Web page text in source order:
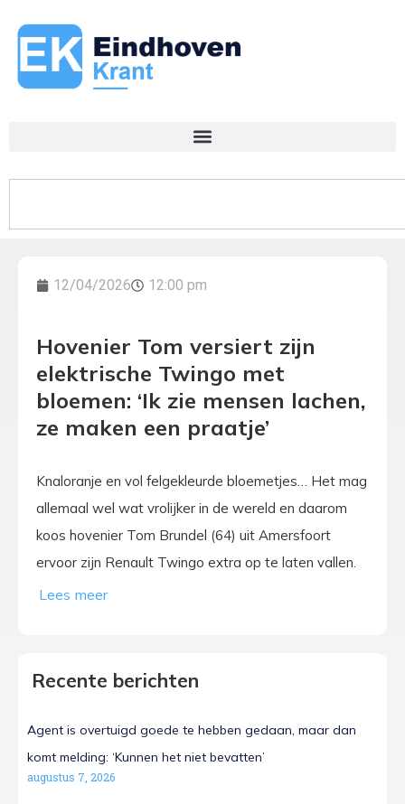
12/04/2026 12:00 pm
Hovenier Tom versiert zijn
elektrische Twingo met
bloemen: ‘Ik zie mensen lachen,
ze maken een praatje’
Knaloranje en vol felgekleurde bloemetjes… Het mag
allemaal wel wat vrolijker in de wereld en daarom
koos hovenier Tom Brundel (64) uit Amersfoort
ervoor zijn Renault Twingo extra op te laten vallen.
Recente berichten
Agent is overtuigd goede te hebben gedaan, maar dan
komt melding: ‘Kunnen het niet bevatten’
augustus 7, 2026